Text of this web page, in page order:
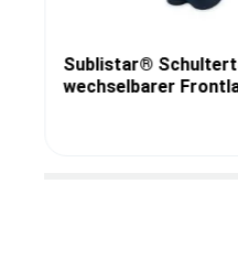
Sublistar®
wechselbarer